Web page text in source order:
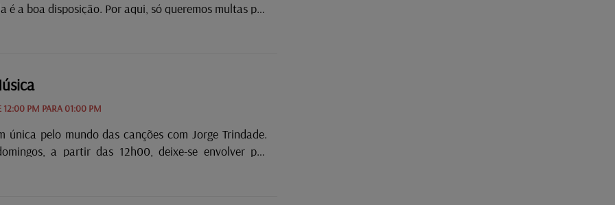
é a boa disposição. Por aqui, só queremos multas por
calendário, mas sim daquilo que são estas quatro
Desde rubricas a temas de conversa, das 06h às
para tudo.Desde alinhamentos astrológicos à
com o Professor......
12:00 PM PARA 01:00 PM
única pelo mundo das canções com Jorge Trindade.
a partir das 12h00, deixe-se envolver por